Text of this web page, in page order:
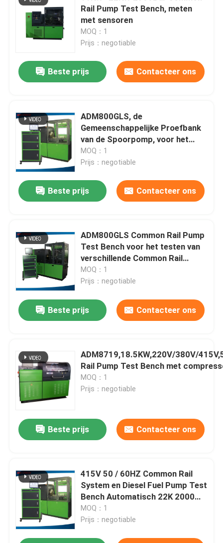
Rail Pump Test Bench, meten
met sensoren
MOQ：1
Prijs：negotiable
Beste prijs Contacteer ons
ADM800GLS, de
Gemeenschappelijke Proefbank
van de Spoorpomp, voor het
testen van verschillende
gemeenschappelijke
meten
MOQ：1
Prijs：negotiable
Beste prijs Contacteer ons
ADM800GLS Common Rail Pump
Test Bench voor het testen van
verschillende Common Rail
Pumps die met bekers worden
gemeten
MOQ：1
Prijs：negotiable
Beste prijs Contacteer ons
ADM8719,18.5KW,220V/380V/
Rail Pump Test Bench met
MOQ：1
Prijs：negotiable
Beste prijs Contacteer ons
415V 50 / 60HZ Common Rail
System en Diesel Fuel Pump Test
Bench Automatisch 22K 2000
Bar
MOQ：1
Prijs：negotiable